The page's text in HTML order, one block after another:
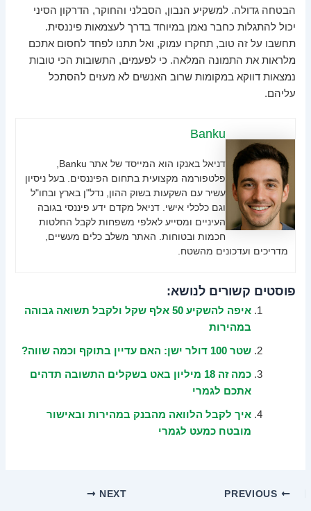
הבטחה גדולה. למשקיע הנבון, הסבלני והחוקר, הדרקון הסיני
יכול להתגלות כחבר נאמן במיוחד בדרך לעצמאות פיננסית.
תחשבו על זה טוב, תחקרו עמוק, ואל תתנו לפחד לחסום אתכם
מלראות את התמונה המלאה. כי לפעמים, התשובות הכי טובות
נמצאות דווקא במקומות שרוב האנשים לא מעזים להסתכל
עליהם.
Banku
פלטפורמה מקצועית בתחום הפיננסים. בעל ניסיון
עשיר עם השקעות בשוק ההון, נדל"ן בארץ ובחו"ל
וגם כלכלי אישי. דניאל מקדם ידע פיננסי בגובה
העיניים ומסייע לאלפי משפחות לקבל החלטות
חכמות ובטוחות. האתר משלב כלים מעשיים,
מדריכים ועדכונים מהשטח.
פוסטים קשורים לנושא:
איפה להשקיע 50 אלף שקל ולקבל תשואה גבוהה
במהירות
שטר 100 דולר ישן: האם עדיין בתוקף וכמה שווה?
כמה זה 18 מיליון באט בשקלים התשובה תדהים
אתכם לגמרי
איך לקבל הלוואה מהבנק במהירות ובאישור
מובטח כמעט לגמרי
NEXT